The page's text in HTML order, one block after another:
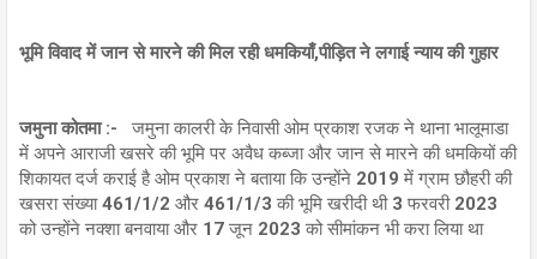
भूमि विवाद में जान से मारने की मिल रही धमकियाँ,पीड़ित ने लगाई न्याय की गुहार
जमुना कोतमा :-
जमुना कालरी के निवासी ओम प्रकाश रजक ने थाना भालूमाडा
में अपने आराजी खसरे की भूमि पर अवैध कब्जा और जान से मारने की धमकियों की
शिकायत दर्ज कराई है ओम प्रकाश ने बताया कि उन्होंने 2019 में ग्राम छौहरी की
खसरा संख्या 461/1/2 और 461/1/3 की भूमि खरीदी थी 3 फरवरी 2023
को उन्होंने नक्शा बनवाया और 17 जून 2023 को सीमांकन भी करा लिया था